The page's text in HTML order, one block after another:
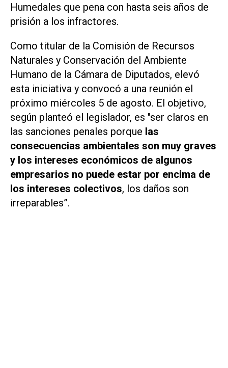
Humedales que pena con hasta seis años de
prisión a los infractores.
Como titular de la Comisión de Recursos
Naturales y Conservación del Ambiente
Humano de la Cámara de Diputados, elevó
esta iniciativa y convocó a una reunión el
próximo miércoles 5 de agosto. El objetivo,
según planteó el legislador, es "ser claros en
las sanciones penales porque las
consecuencias ambientales son muy graves
y los intereses económicos de algunos
empresarios no puede estar por encima de
los intereses colectivos, los daños son
irreparables”.